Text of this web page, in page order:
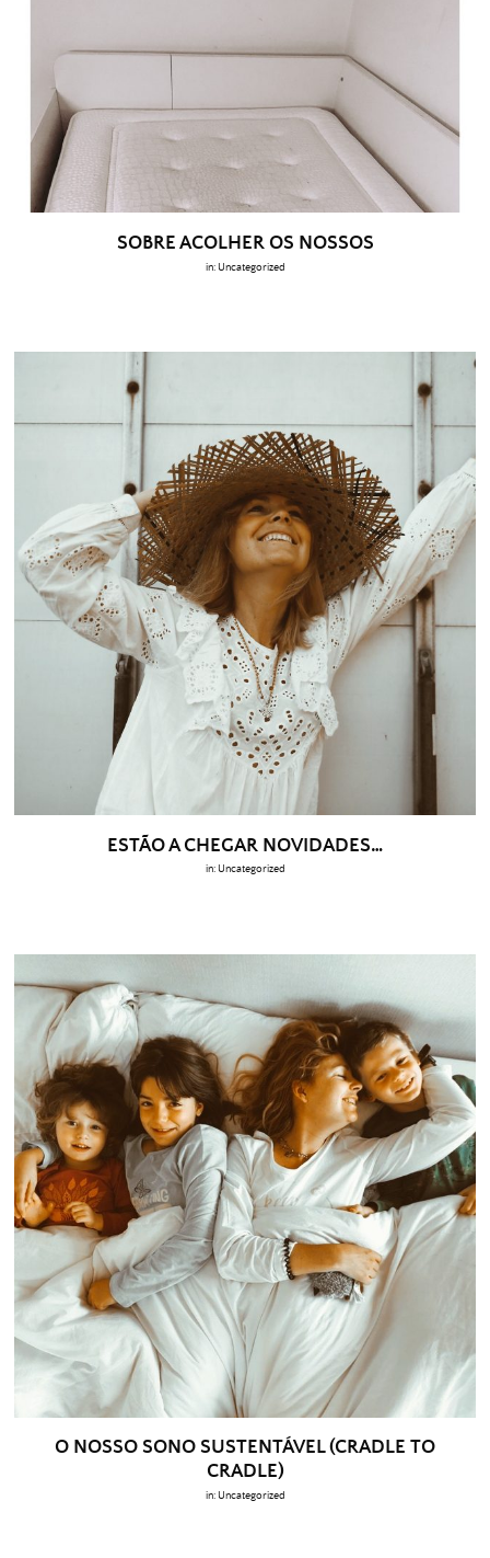
SOBRE ACOLHER OS NOSSOS
in: Uncategorized
ESTÃO A CHEGAR NOVIDADES…
in: Uncategorized
O NOSSO SONO SUSTENTÁVEL (CRADLE TO
CRADLE)
in: Uncategorized